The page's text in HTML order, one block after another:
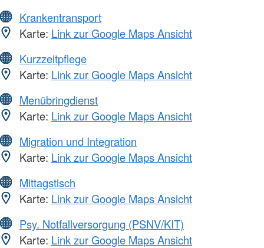
Krankentransport
Karte: Link zur Google Maps Ansicht
Kurzzeitpflege
Karte: Link zur Google Maps Ansicht
Menübringdienst
Karte: Link zur Google Maps Ansicht
Migration und Integration
Karte: Link zur Google Maps Ansicht
Mittagstisch
Karte: Link zur Google Maps Ansicht
Psy. Notfallversorgung (PSNV/KIT)
Karte: Link zur Google Maps Ansicht